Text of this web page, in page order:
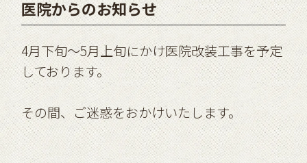
医院からのお知らせ
4月下旬～5月上旬にかけ医院改装工事を予定
しております。
その間、ご迷惑をおかけいたします。